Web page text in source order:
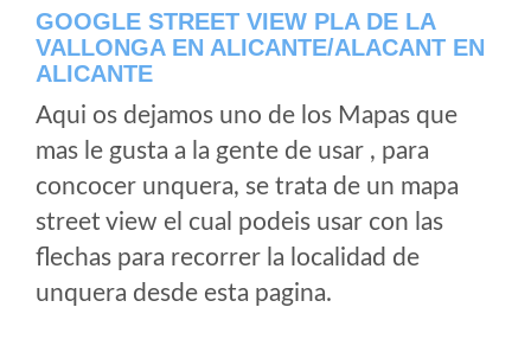
GOOGLE STREET VIEW PLA DE LA
VALLONGA EN ALICANTE/ALACANT EN
ALICANTE
Aqui os dejamos uno de los Mapas que
mas le gusta a la gente de usar , para
concocer unquera, se trata de un mapa
street view el cual podeis usar con las
flechas para recorrer la localidad de
unquera desde esta pagina.